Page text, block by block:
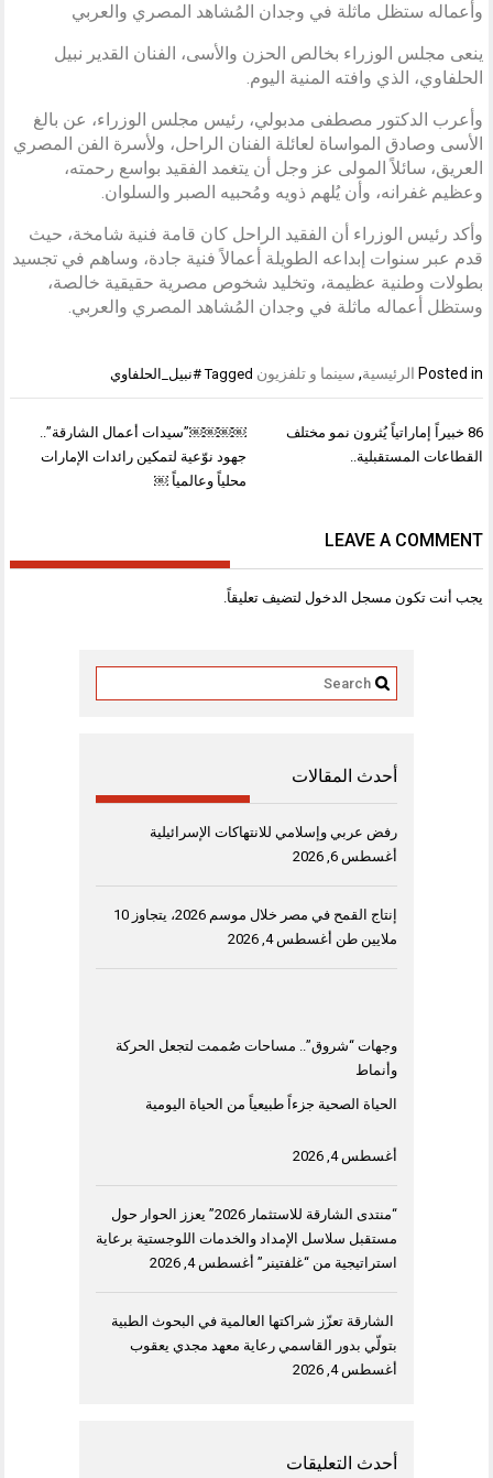
وأعماله ستظل ماثلة في وجدان المُشاهد المصري والعربي
ينعى مجلس الوزراء بخالص الحزن والأسى، الفنان القدير نبيل
الحلفاوي، الذي وافته المنية اليوم.
وأعرب الدكتور مصطفى مدبولي، رئيس مجلس الوزراء، عن بالغ
الأسى وصادق المواساة لعائلة الفنان الراحل، ولأسرة الفن المصري
العريق، سائلاً المولى عز وجل أن يتغمد الفقيد بواسع رحمته،
وعظيم غفرانه، وأن يُلهم ذويه ومُحبيه الصبر والسلوان.
وأكد رئيس الوزراء أن الفقيد الراحل كان قامة فنية شامخة، حيث
قدم عبر سنوات إبداعه الطويلة أعمالاً فنية جادة، وساهم في تجسيد
بطولات وطنية عظيمة، وتخليد شخوص مصرية حقيقية خالصة،
وستظل أعماله ماثلة في وجدان المُشاهد المصري والعربي.
Posted in الرئيسية, سينما و تلفزيون Tagged #نبيل_الحلفاوي
تصفّح
المقالات
￼￼￼￼”سيدات أعمال الشارقة”..
جهود نوّعية لتمكين رائدات الإمارات
محلياً وعالمياً ￼
86 خبيراً إماراتياً يُثرون نمو مختلف
القطاعات المستقبلية..
LEAVE A COMMENT
يجب أنت تكون مسجل الدخول لتضيف تعليقاً.
أحدث المقالات
رفض عربي وإسلامي للانتهاكات الإسرائيلية
أغسطس 6, 2026
إنتاج القمح في مصر خلال موسم 2026، يتجاوز 10
ملايين طن أغسطس 4, 2026
وجهات “شروق”.. مساحات صُممت لتجعل الحركة
وأنماط
الحياة الصحية جزءاً طبيعياً من الحياة اليومية
أغسطس 4, 2026
“منتدى الشارقة للاستثمار 2026” يعزز الحوار حول
مستقبل سلاسل الإمداد والخدمات اللوجستية برعاية
استراتيجية من “غلفتينر” أغسطس 4, 2026
الشارقة تعزّز شراكتها العالمية في البحوث الطبية
بتولّي بدور القاسمي رعاية معهد مجدي يعقوب
أغسطس 4, 2026
أحدث التعليقات